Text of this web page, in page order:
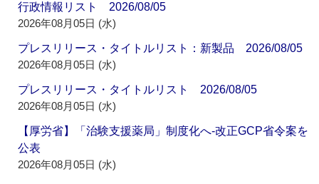
行政情報リスト 2026/08/05
2026年08月05日 (水)
プレスリリース・タイトルリスト：新製品 2026/08/05
2026年08月05日 (水)
プレスリリース・タイトルリスト 2026/08/05
2026年08月05日 (水)
【厚労省】「治験支援薬局」制度化へ‐改正GCP省令案を
公表
2026年08月05日 (水)